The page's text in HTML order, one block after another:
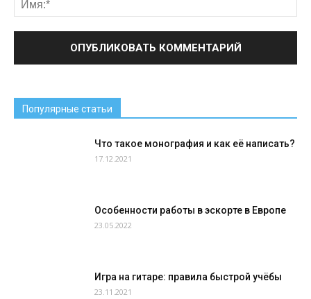
Популярные статьи
Что такое монография и как её написать?
17.12.2021
Особенности работы в эскорте в Европе
23.05.2022
Игра на гитаре: правила быстрой учёбы
23.11.2021